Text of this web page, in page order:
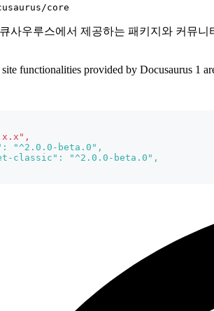
core
사우루스에서 제공하는 패키지와 커뮤니
functionalities provided by Docusaurus 1
"^2.0.0-beta.0",
classic": "^2.0.0-beta.0",